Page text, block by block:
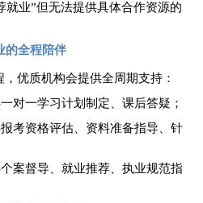
就业”但无法提供具体合作资源的
的全程陪伴
优质机构会提供全周期支持：
对一学习计划制定、课后答疑；
考资格评估、资料准备指导、针
案督导、就业推荐、执业规范指